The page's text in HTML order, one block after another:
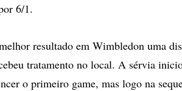
6/1.
resultado em Wimbledon uma
tratamento no local. A sérvia
o primeiro game, mas logo na